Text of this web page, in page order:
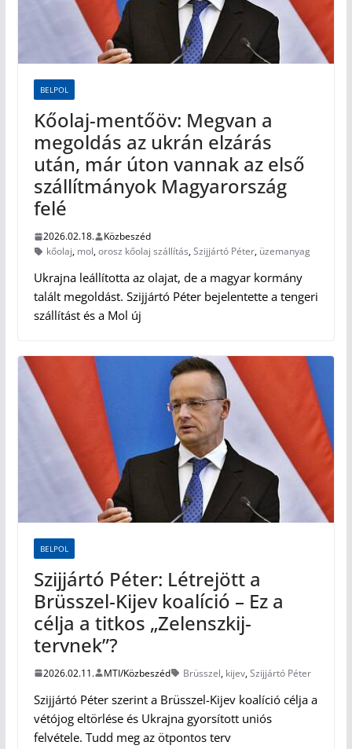
BELPOL
Kőolaj-mentőöv: Megvan a
megoldás az ukrán elzárás
után, már úton vannak az első
szállítmányok Magyarország
felé
2026.02.18.
Közbeszéd
kőolaj, mol,orosz kőolaj szállítás,Szijjártó Péter, üzemanyag
Ukrajna leállította az olajat, de a magyar kormány
talált megoldást. Szijjártó Péter bejelentette a tengeri
szállítást és a Mol új
BELPOL
Szijjártó Péter: Létrejött a
Brüsszel-Kijev koalíció – Ez a
célja a titkos „Zelenszkij-
tervnek”?
2026.02.11. MTI/Közbeszéd Brüsszel, kijev,Szijjártó Péter
Szijjártó Péter szerint a Brüsszel-Kijev koalíció célja a
vétójog eltörlése és Ukrajna gyorsított uniós
felvétele. Tudd meg az ötpontos terv